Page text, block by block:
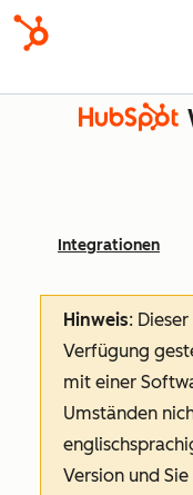
Integrationen
Hinweis:
Verfügung
mit einer
Umständen
Version und